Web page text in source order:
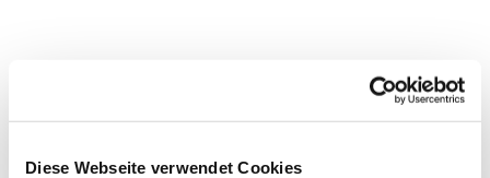
Diese Webseite verwendet Cookies